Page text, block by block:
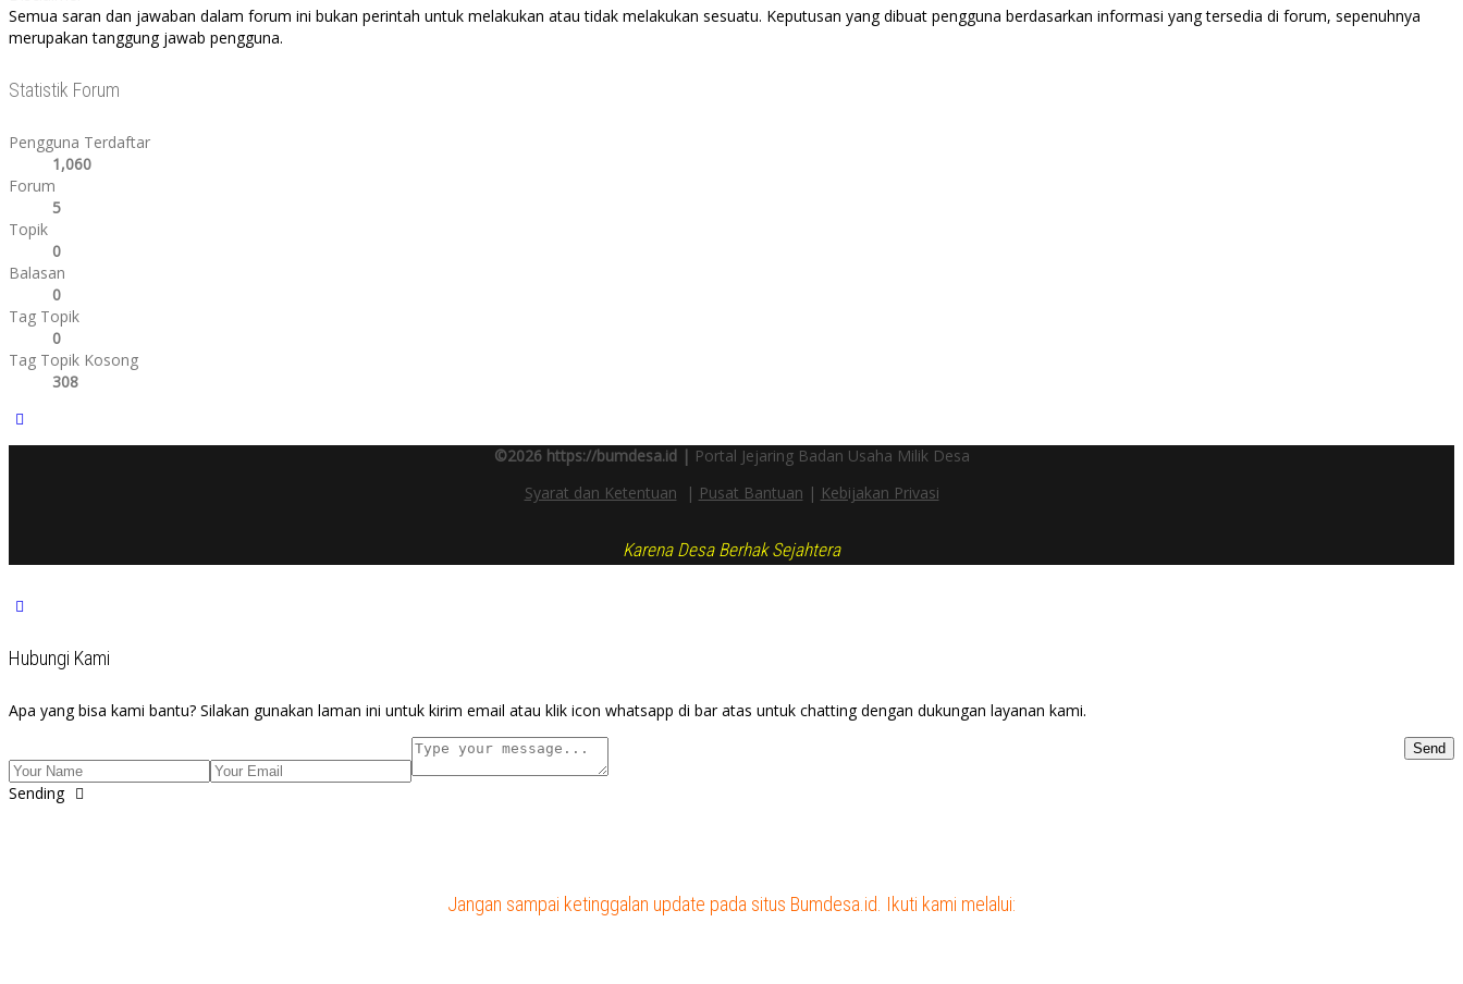
Semua saran dan jawaban dalam forum ini bukan perintah untuk melakukan atau tidak melakukan sesuatu. Keputusan yang dibuat pengguna berdasarkan informasi yang tersedia di forum, sepenuhnya
merupakan tanggung jawab pengguna.
Statistik Forum
Pengguna Terdaftar
1,060
Forum
5
Topik
0
Balasan
0
Tag Topik
0
Tag Topik Kosong
308
©2026 https://bumdesa.id | Portal Jejaring Badan Usaha Milik Desa
Syarat dan Ketentuan | Pusat Bantuan | Kebijakan Privasi
Karena Desa Berhak Sejahtera
Hubungi Kami
Apa yang bisa kami bantu? Silakan gunakan laman ini untuk kirim email atau klik icon whatsapp di bar atas untuk chatting dengan dukungan layanan kami.
Send
Sending
Jangan sampai ketinggalan update pada situs Bumdesa.id. Ikuti kami melalui: